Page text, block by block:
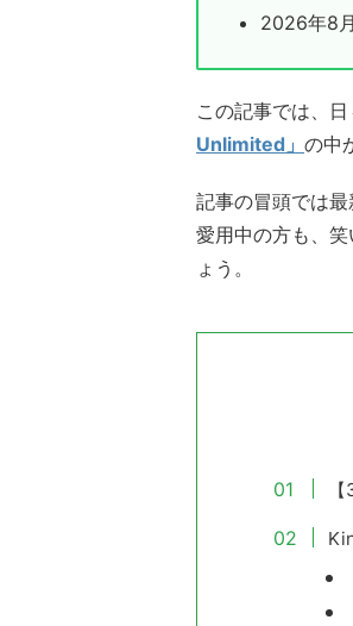
2026年8
この記事では、
Unlimited」 の中
記事の冒頭では
愛用中の方も、
ょう。